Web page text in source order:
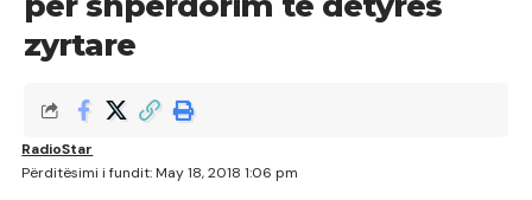
zyrtare
Përditësimi i fundit: May 18, 2018 1:06 pm
RadioStar